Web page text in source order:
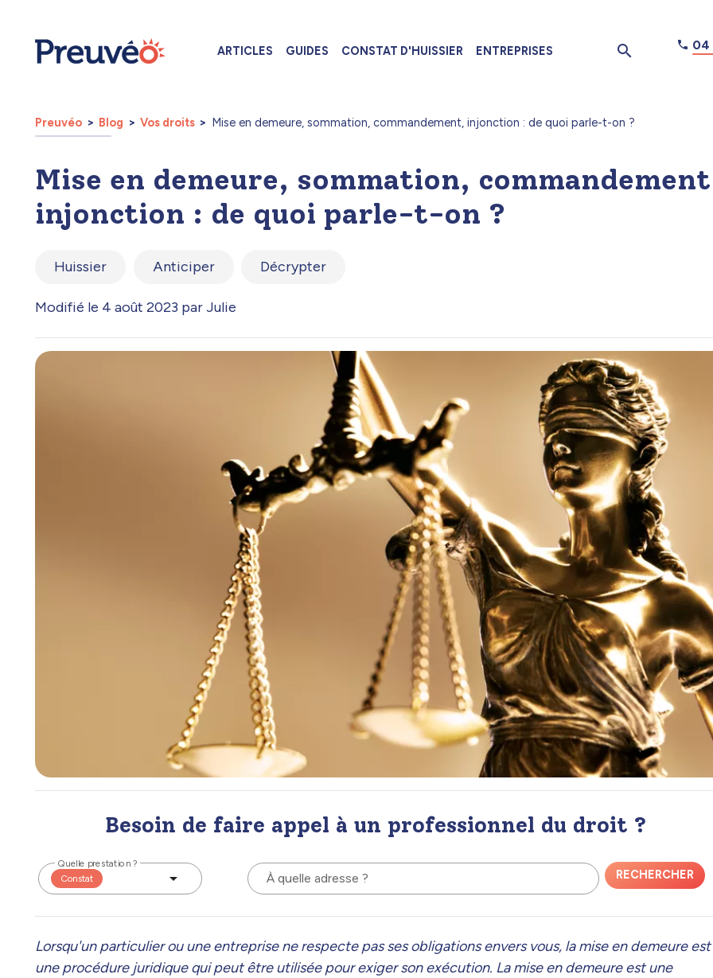
ARTICLES GUIDES CONSTAT D'HUISSIER ENTREPRISES 04
Preuvéo Blog Vos droits Mise en demeure, sommation, commandement, injonction : de quoi parle-t-on ?
Mise en demeure, sommation,
injonction : de quoi parle-t-on ?
Huissier Anticiper Décrypter
Modifié le 4 août 2023 par Julie
Besoin de faire appel à un professionnel du droit ?
Quelle prestation ?
Constat À quelle adresse ? RECHERCHER
Lorsqu'un particulier ou une entreprise ne respecte pas ses obligations envers vous, la mise en demeure est
une procédure juridique qui peut être utilisée pour exiger son exécution. La mise en demeure est une